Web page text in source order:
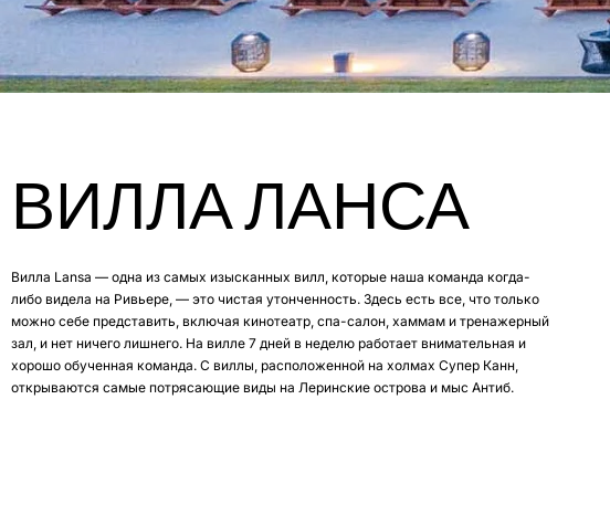
ВИЛЛА ЛАНСА
Вилла Lansa — одна из самых изысканных вилл, которые наша команда когда-
либо видела на Ривьере, — это чистая утонченность. Здесь есть все, что только
можно себе представить, включая кинотеатр, спа-салон, хаммам и тренажерный
зал, и нет ничего лишнего. На вилле 7 дней в неделю работает внимательная и
хорошо обученная команда. С виллы, расположенной на холмах Супер Канн,
открываются самые потрясающие виды на Леринские острова и мыс Антиб.